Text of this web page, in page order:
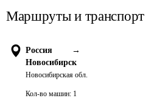
Маршруты и транспорт
Россия
→
Новосибирск
Новосибирская обл.
Кол-во машин: 1